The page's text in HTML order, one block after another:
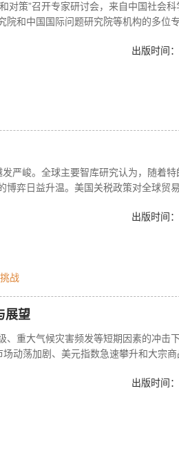
对策”召开专家研讨会，来自中国社会科
院和中国国际问题研究院等机构的多位
出版时间
严峻。全球主要智库研究认为，随着特
弈日益升温。美国关税政策对全球贸易
地缘冲突、资源压力等的多重冲击。
理走向的关键变量，并深度嵌入大国战
出版时间
战
展望
重大气候灾害频发等短期因素的冲击
动荡加剧、美元指数急速攀升和大宗商
一些深层次矛盾和结构性问题也日益
应、大规模国际制裁及其影响、区域经
临更大压力，经济增速进一步降至
出版时间